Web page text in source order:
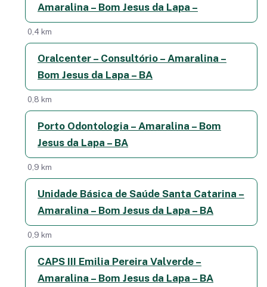
Amaralina – Bom Jesus da Lapa –
0,4 km
Oralcenter – Consultório – Amaralina –
Bom Jesus da Lapa – BA
0,8 km
Porto Odontologia – Amaralina – Bom
Jesus da Lapa – BA
0,9 km
Unidade Básica de Saúde Santa Catarina –
Amaralina – Bom Jesus da Lapa – BA
0,9 km
CAPS III Emilia Pereira Valverde –
Amaralina – Bom Jesus da Lapa – BA